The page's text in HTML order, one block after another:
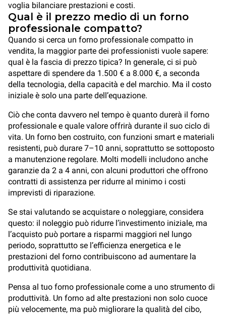
voglia bilanciare prestazioni e costi.
Qual è il prezzo medio di un forno
professionale compatto?
Quando si cerca un forno professionale compatto in
vendita, la maggior parte dei professionisti vuole sapere:
qual è la fascia di prezzo tipica? In generale, ci si può
aspettare di spendere da 1.500 € a 8.000 €, a seconda
della tecnologia, della capacità e del marchio. Ma il costo
iniziale è solo una parte dell’equazione.
Ciò che conta davvero nel tempo è quanto durerà il forno
professionale e quale valore offrirà durante il suo ciclo di
vita. Un forno ben costruito, con funzioni smart e materiali
resistenti, può durare 7–10 anni, soprattutto se sottoposto
a manutenzione regolare. Molti modelli includono anche
garanzie da 2 a 4 anni, con alcuni produttori che offrono
contratti di assistenza per ridurre al minimo i costi
imprevisti di riparazione.
Se stai valutando se acquistare o noleggiare, considera
questo: il noleggio può ridurre l’investimento iniziale, ma
l’acquisto può portare a risparmi maggiori nel lungo
periodo, soprattutto se l’efficienza energetica e le
prestazioni del forno contribuiscono ad aumentare la
produttività quotidiana.
Pensa al tuo forno professionale come a uno strumento di
produttività. Un forno ad alte prestazioni non solo cuoce
più velocemente, ma può migliorare la qualità del cibo,